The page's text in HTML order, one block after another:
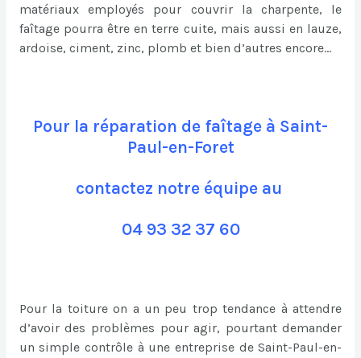
matériaux employés pour couvrir la charpente, le
faîtage pourra être en terre cuite, mais aussi en lauze,
ardoise, ciment, zinc, plomb et bien d’autres encore…
Pour la réparation de faîtage à Saint-
Paul-en-Foret
contactez notre équipe au
04 93 32 37 60
Pour la toiture on a un peu trop tendance à attendre
d’avoir des problèmes pour agir, pourtant demander
un simple contrôle à une entreprise de Saint-Paul-en-